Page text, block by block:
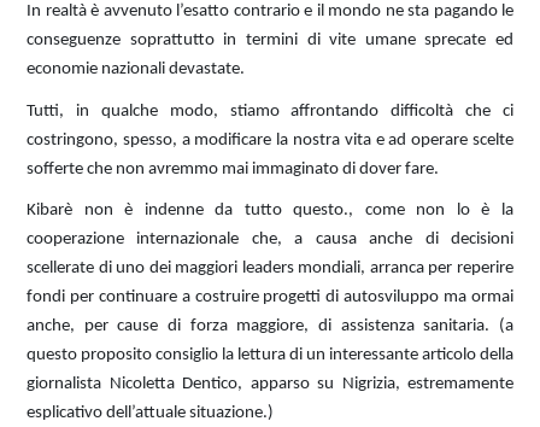
In realtà è avvenuto l’esatto contrario e il mondo ne sta pagando le
conseguenze soprattutto in termini di vite umane sprecate ed
economie nazionali devastate.
Tutti, in qualche modo, stiamo affrontando difficoltà che ci
costringono, spesso, a modificare la nostra vita e ad operare scelte
sofferte che non avremmo mai immaginato di dover fare.
Kibarè non è indenne da tutto questo., come non lo è la
cooperazione internazionale che, a causa anche di decisioni
scellerate di uno dei maggiori leaders mondiali, arranca per reperire
fondi per continuare a costruire progetti di autosviluppo ma ormai
anche, per cause di forza maggiore, di assistenza sanitaria. (a
questo proposito consiglio la lettura di un interessante articolo della
giornalista Nicoletta Dentico, apparso su Nigrizia, estremamente
esplicativo dell’attuale situazione.)